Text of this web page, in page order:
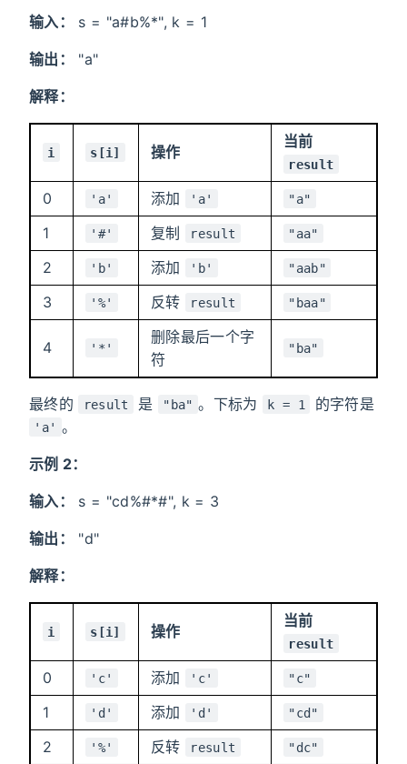
输入： s = "a#b%*", k = 1
输出： "a"
解释：
i s[i] 操作
当前
result
0 'a' 添加 'a' "a"
1 '#' 复制 result "aa"
2 'b' 添加 'b' "aab"
3 '%' 反转 result "baa"
4 '*'
删除最后一个字
符
"ba"
最终的 result 是 "ba" 。下标为 k = 1 的字符是
'a' 。
示例 2：
输入： s = "cd%#*#", k = 3
输出： "d"
解释：
i s[i] 操作
当前
result
0 'c' 添加 'c' "c"
1 'd' 添加 'd' "cd"
2 '%' 反转 result "dc"